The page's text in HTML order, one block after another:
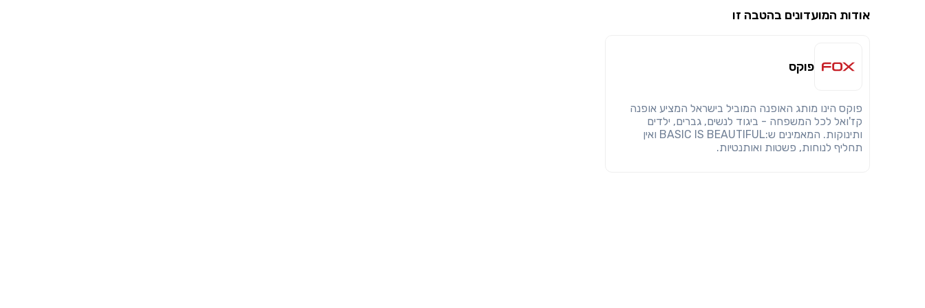
אודות המועדונים בהטבה זו
פוקס
פוקס הינו מותג האופנה המוביל בישראל המציע אופנה
קז'ואל לכל המשפחה - ביגוד לנשים, גברים, ילדים
ותינוקות. המאמינים ש:BASIC IS BEAUTIFUL ואין
תחליף לנוחות, פשטות ואותנטיות.